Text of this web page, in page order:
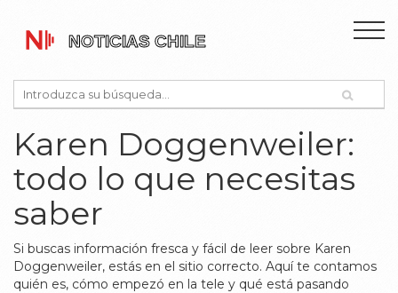
Karen Doggenweiler:
todo lo que necesitas
saber
Si buscas información fresca y fácil de leer sobre Karen
Doggenweiler, estás en el sitio correcto. Aquí te contamos
quién es, cómo empezó en la tele y qué está pasando